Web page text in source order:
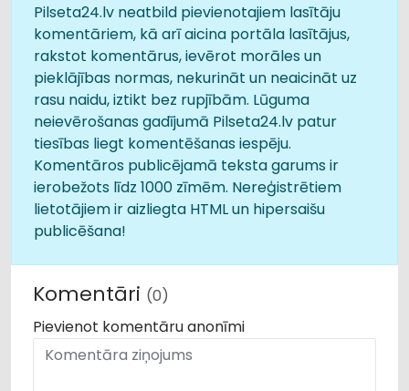
Pilseta24.lv neatbild pievienotajiem lasītāju
komentāriem, kā arī aicina portāla lasītājus,
rakstot komentārus, ievērot morāles un
pieklājības normas, nekurināt un neaicināt uz
rasu naidu, iztikt bez rupjībām. Lūguma
neievērošanas gadījumā Pilseta24.lv patur
tiesības liegt komentēšanas iespēju.
Komentāros publicējamā teksta garums ir
ierobežots līdz 1000 zīmēm. Nereģistrētiem
lietotājiem ir aizliegta HTML un hipersaišu
publicēšana!
Komentāri (0)
Pievienot komentāru anonīmi